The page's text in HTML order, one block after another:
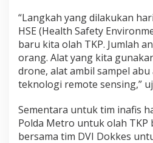
“Langkah yang dilakukan
HSE (Health Safety
baru kita olah TKP. Jumlah
orang. Alat yang kita
drone, alat ambil sampel
teknologi remote sensing,”
Sementara untuk tim inafis
Polda Metro untuk olah TKP
bersama tim DVI Dokkes